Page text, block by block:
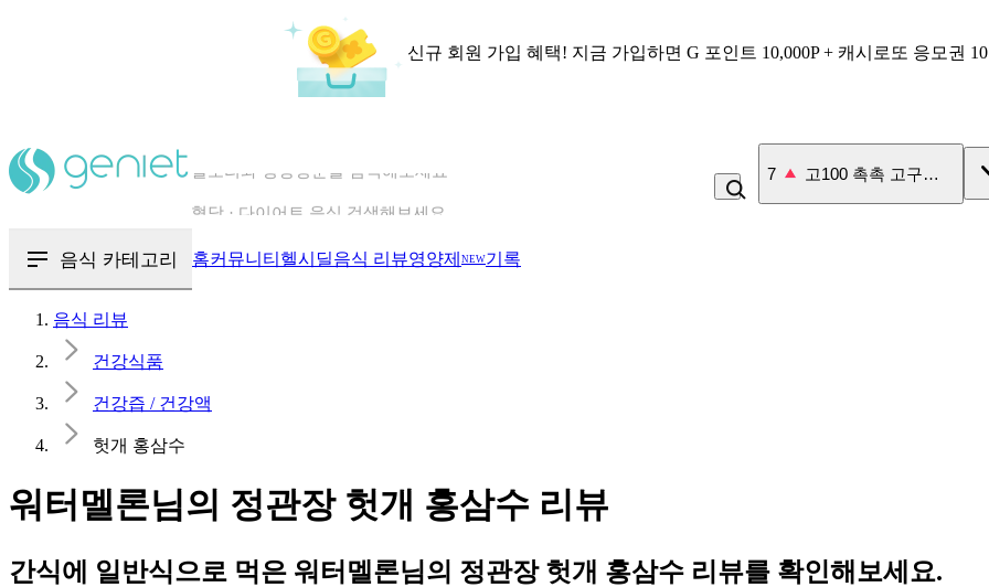
신규 회원 가입 혜택! 지금 가입하면 G 포인트 10,000P + 캐시로또 응모권
8 우유
음식 카테고리 홈커뮤니티 헬시딜음식 리뷰영양제 NEW기록
음식 리뷰
건강식품
건강즙 / 건강액
헛개 홍삼수
워터멜론님의 정관장 헛개 홍삼수 리뷰
간식에 일반식으로 먹은 워터멜론님의 정관장 헛개 홍삼수 리뷰를 확인해보세요.